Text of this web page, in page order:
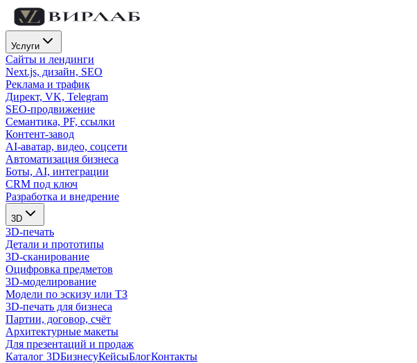
Услуги
Сайты и лендинги
Next.js, дизайн, SEO
Реклама и трафик
Директ, VK, Telegram
SEO-продвижение
Семантика, PF, ссылки
Контент-завод
AI-аватар, видео, соцсети
Автоматизация бизнеса
Боты, AI, интеграции
CRM под ключ
Разработка и внедрение
3D
3D-печать
Детали и прототипы
3D-сканирование
Оцифровка предметов
3D-моделирование
Модели по эскизу или ТЗ
3D-печать для бизнеса
Партии, договор, счёт
Архитектурные макеты
Для презентаций и продаж
Каталог 3DБизнесуКейсыБлогКонтакты